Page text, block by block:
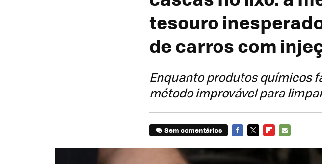
tesouro
de carros com
Enquanto produtos químicos
método improvável para
Sem comentários